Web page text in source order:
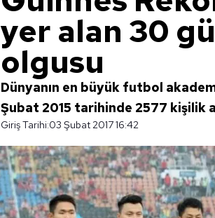
yer alan 30
olgusu
Dünyanın en büyük futbol
Şubat 2015 tarihinde 2577 kişilik
Giriş Tarihi:03 Şubat 2017 16:42